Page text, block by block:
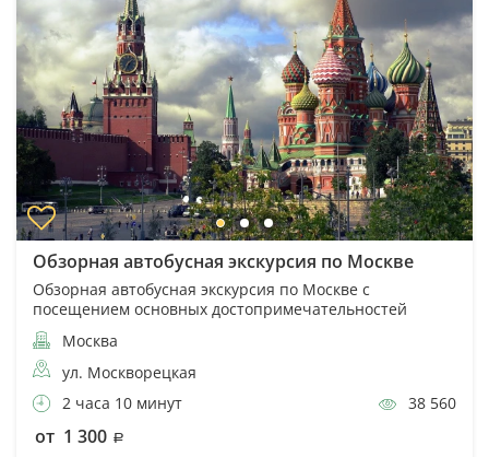
Обзорная автобусная экскурсия по Москве
Обзорная автобусная экскурсия по Москве с
посещением основных достопримечательностей
Москва
ул. Москворецкая
2 часа 10 минут
38 560
от 1 300